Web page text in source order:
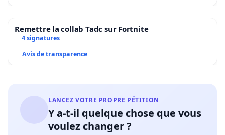
Remettre la collab Tadc sur Fortnite
4 signatures
Avis de transparence
LANCEZ VOTRE PROPRE PÉTITION
Y a-t-il quelque chose que vous
voulez changer ?